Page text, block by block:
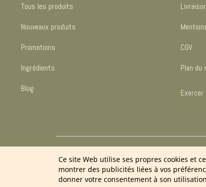
Tous les produits
Nouveaux produits
Promotions
Ingrédients
Blog
Livraison
CGV
Plan du
Ce site Web utilise ses propres cookies et
montrer des publicités liées à vos
donner votre consentement à son